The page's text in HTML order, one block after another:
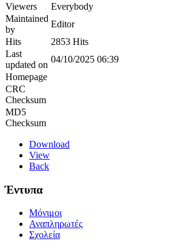
Viewers
Everybody
Maintained
by
Editor
Hits
2853 Hits
Last
updated on
04/10/2025 06:39
Homepage
CRC
Checksum
MD5
Checksum
Download
View
Back
Έντυπα
Μόνιμοι
Αναπληρωτές
Σχολεία